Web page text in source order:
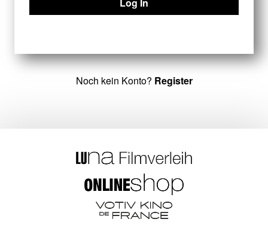
Noch kein Konto? Register